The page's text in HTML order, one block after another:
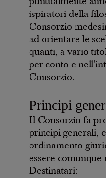
ispiratori della
Consorzio
ad orientare le
quanti, a vario
per conto e
Consorzio.
Principi
Il Consorzio fa
principi generali,
ordinamento
essere
Destinatari: